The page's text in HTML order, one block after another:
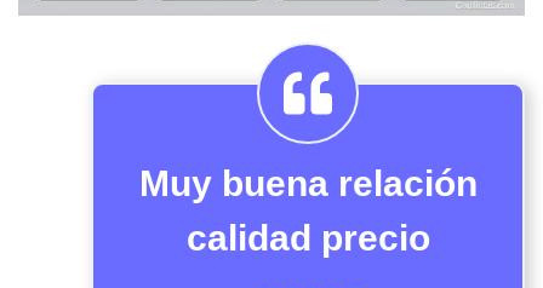
Muy buena relación
calidad precio